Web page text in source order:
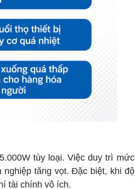
tùy loại. Việc duy trì mức
tăng vọt. Đặc biệt, khi độ
tài chính vô ích.